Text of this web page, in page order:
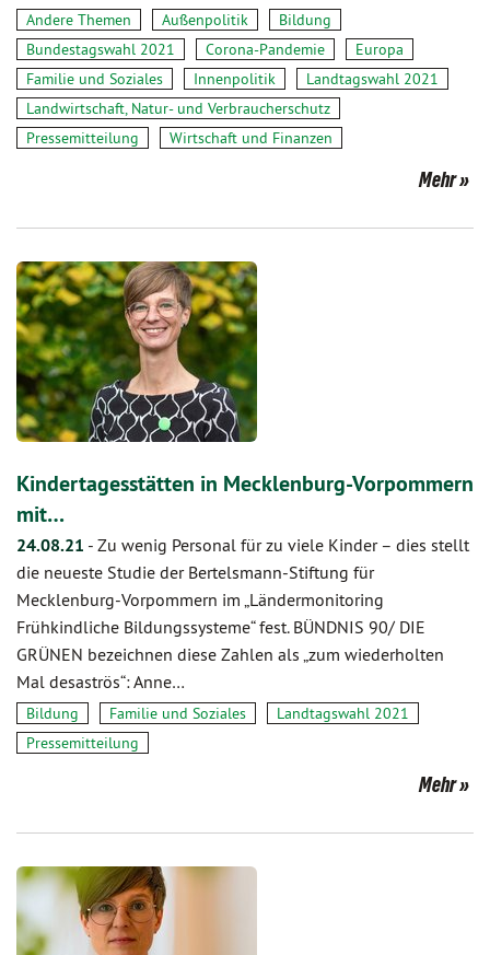
Andere Themen Außenpolitik
Bildung
Bundestagswahl 2021
Corona-Pandemie
Europa
Familie und Soziales
Innenpolitik
Landtagswahl 2021
Landwirtschaft, Natur- und Verbraucherschutz
Pressemitteilung
Wirtschaft und Finanzen
Mehr
Kindertagesstätten in Mecklenburg-Vorpommern
mit…
24.08.21 - Zu wenig Personal für zu viele Kinder – dies stellt
die neueste Studie der Bertelsmann-Stiftung für
Mecklenburg-Vorpommern im „Ländermonitoring
Frühkindliche Bildungssysteme“ fest. BÜNDNIS 90/ DIE
GRÜNEN bezeichnen diese Zahlen als „zum wiederholten
Mal desaströs“: Anne…
Bildung Familie und Soziales
Landtagswahl 2021
Pressemitteilung
Mehr